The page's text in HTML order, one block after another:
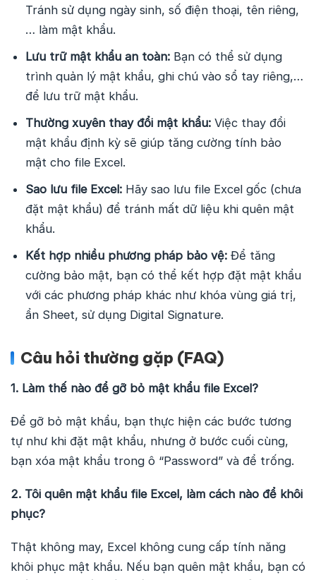
Tránh sử dụng ngày sinh, số điện thoại, tên riêng,
… làm mật khẩu.
Lưu trữ mật khẩu an toàn: Bạn có thể sử dụng
trình quản lý mật khẩu, ghi chú vào sổ tay riêng,…
để lưu trữ mật khẩu.
Thường xuyên thay đổi mật khẩu: Việc thay đổi
mật khẩu định kỳ sẽ giúp tăng cường tính bảo
mật cho file Excel.
Sao lưu file Excel: Hãy sao lưu file Excel gốc (chưa
đặt mật khẩu) để tránh mất dữ liệu khi quên mật
khẩu.
Kết hợp nhiều phương pháp bảo vệ: Để tăng
cường bảo mật, bạn có thể kết hợp đặt mật khẩu
với các phương pháp khác như khóa vùng giá trị,
ẩn Sheet, sử dụng Digital Signature.
Câu hỏi thường gặp (FAQ)
1. Làm thế nào để gỡ bỏ mật khẩu file Excel?
Để gỡ bỏ mật khẩu, bạn thực hiện các bước tương
tự như khi đặt mật khẩu, nhưng ở bước cuối cùng,
bạn xóa mật khẩu trong ô “Password” và để trống.
2. Tôi quên mật khẩu file Excel, làm cách nào để khôi
phục?
Thật không may, Excel không cung cấp tính năng
khôi phục mật khẩu. Nếu bạn quên mật khẩu, bạn có